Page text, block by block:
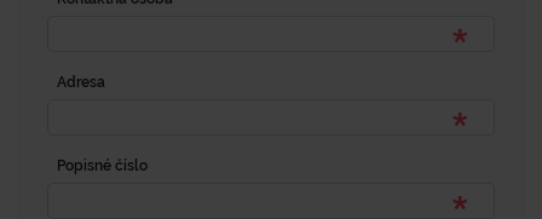
Adresa
Popisné číslo